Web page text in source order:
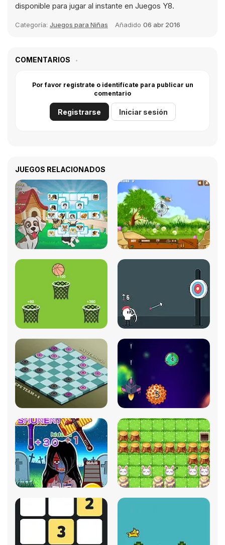
disponible para jugar al instante en Juegos Y8.
Categoría: Juegos para Niñas Añadido 06 abr 2016
COMENTARIOS
Por favor regístrate o identifícate para publicar un
comentario
Registrarse Iniciar sesión
JUEGOS RELACIONADOS